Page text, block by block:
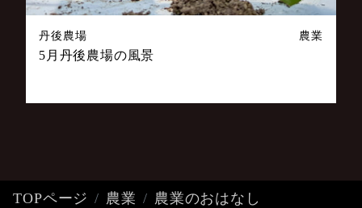
丹後農場 農業
5月丹後農場の風景
TOPページ 農業
農業のおはなし